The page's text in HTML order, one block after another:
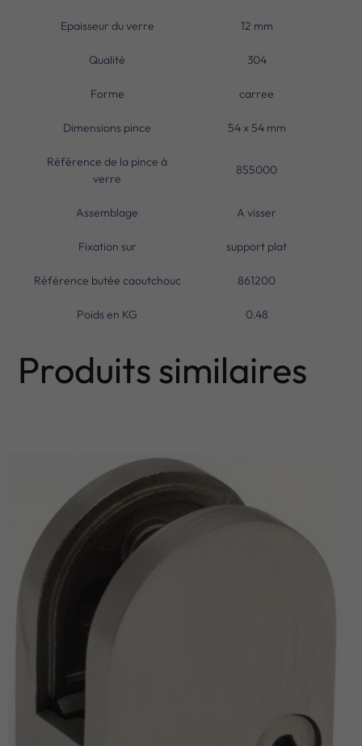
Epaisseur du verre 12 mm
Qualité 304
Forme carree
Dimensions pince 54 x 54 mm
Référence de la pince à
verre
855000
Assemblage A visser
Fixation sur support plat
Référence butée caoutchouc 861200
Poids en KG 0.48
Produits similaires